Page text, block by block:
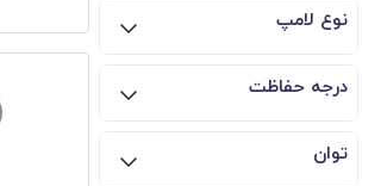
نوع لامپ
درجه حفاظت
توان